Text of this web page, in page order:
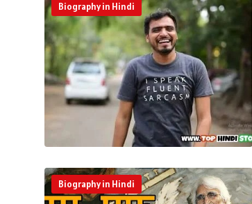
Biography in Hindi
Biography in Hindi